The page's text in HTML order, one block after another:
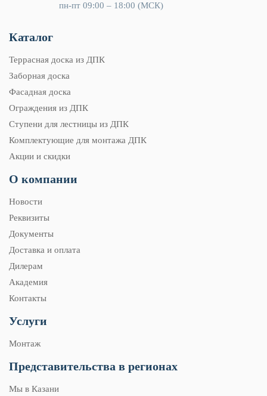
пн-пт 09:00 – 18:00 (МСК)
Каталог
Террасная доска из ДПК
Заборная доска
Фасадная доска
Ограждения из ДПК
Ступени для лестницы из ДПК
Комплектующие для монтажа ДПК
Акции и скидки
О компании
Новости
Реквизиты
Документы
Доставка и оплата
Дилерам
Академия
Контакты
Услуги
Монтаж
Представительства в регионах
Мы в Казани